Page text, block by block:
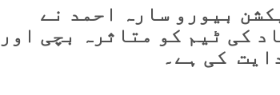
بیورو سارہ احمد نے
کی ٹیم کو متاثرہ بچی اور
کی ہے۔